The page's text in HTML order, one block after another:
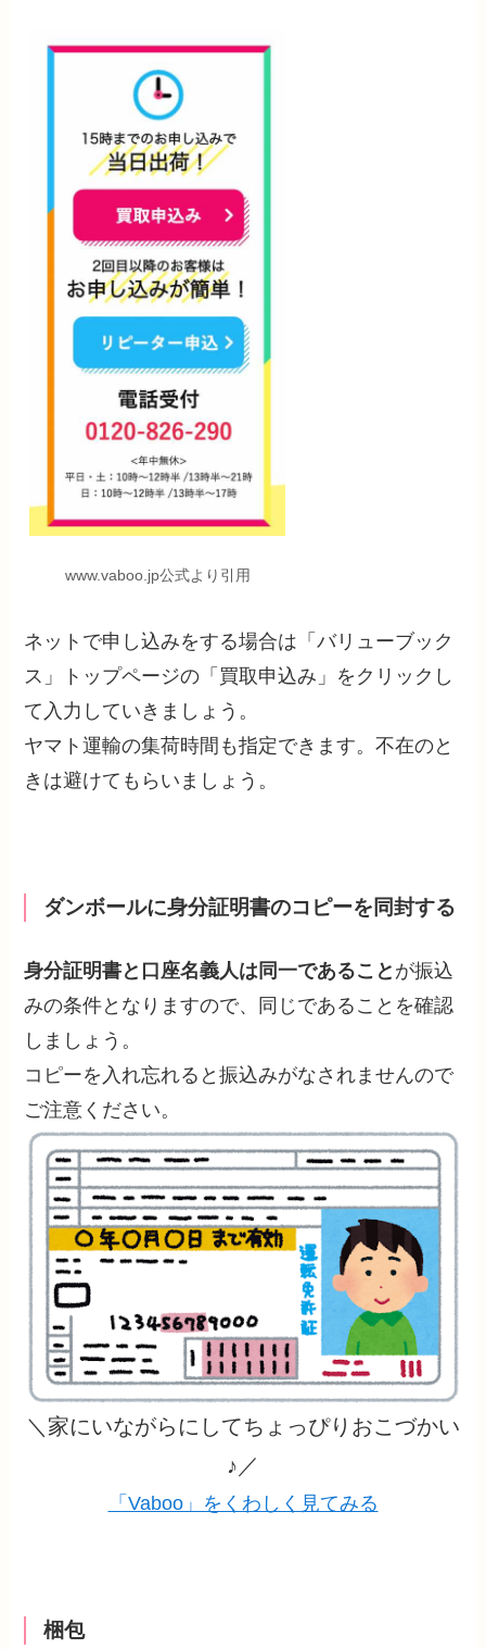
www.vaboo.jp公式より引用
ネットで申し込みをする場合は「バリューブック
ス」トップページの「買取申込み」をクリックし
て入力していきましょう。
ヤマト運輸の集荷時間も指定できます。不在のと
きは避けてもらいましょう。
ダンボールに身分証明書のコピーを同封する
身分証明書と口座名義人は同一であること が振込
みの条件となりますので、同じであることを確認
しましょう。
コピーを入れ忘れると振込みがなされませんので
ご注意ください。
＼家にいながらにしてちょっぴりおこづかい
♪／
「Vaboo」をくわしく見てみる
梱包